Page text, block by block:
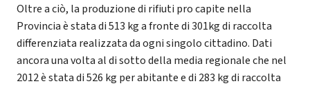
Oltre a ciò, la produzione di rifiuti pro capite nella
Provincia è stata di 513 kg a fronte di 301kg di raccolta
differenziata realizzata da ogni singolo cittadino. Dati
ancora una volta al di sotto della media regionale che nel
2012 è stata di 526 kg per abitante e di 283 kg di raccolta